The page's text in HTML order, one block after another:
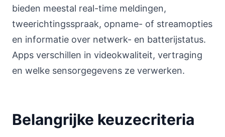
bieden meestal real-time meldingen,
tweerichtingsspraak, opname- of streamopties
en informatie over netwerk- en batterijstatus.
Apps verschillen in videokwaliteit, vertraging
en welke sensorgegevens ze verwerken.
Belangrijke keuzecriteria